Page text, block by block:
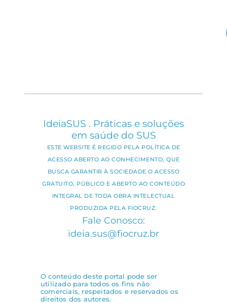
IdeiaSUS . Práticas e soluções
em saúde do SUS
ESTE WEBSITE É REGIDO PELA POLÍTICA DE
ACESSO ABERTO AO CONHECIMENTO, QUE
BUSCA GARANTIR À SOCIEDADE O ACESSO
GRATUITO, PÚBLICO E ABERTO AO CONTEÚDO
INTEGRAL DE TODA OBRA INTELECTUAL
PRODUZIDA PELA FIOCRUZ.
Fale Conosco:
ideia.sus@fiocruz.br
O conteúdo deste portal pode ser
utilizado para todos os fins não
comerciais, respeitados e reservados os
direitos dos autores.